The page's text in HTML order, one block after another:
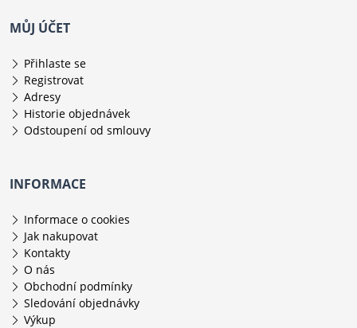
MŮJ ÚČET
Přihlaste se
Registrovat
Adresy
Historie objednávek
Odstoupení od smlouvy
INFORMACE
Informace o cookies
Jak nakupovat
Kontakty
O nás
Obchodní podmínky
Sledování objednávky
Výkup